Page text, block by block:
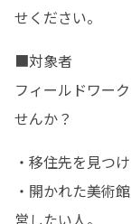
せください。
■対象者
フィールドワー
せんか？
・移住先を見つけ
・開かれた美術
営したい人。